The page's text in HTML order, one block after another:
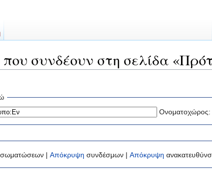
που συνδέουν στη σελίδα
Ονοματοχώρος:
| Απόκρυψη συνδέσμων | Απόκρυψη